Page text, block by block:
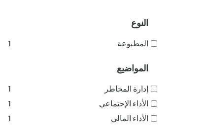
النوع
المطبوعة 1
المواضيع
إدارة المخاطر
1
الأداء الإجتماعي
1
الأداء المالي
1